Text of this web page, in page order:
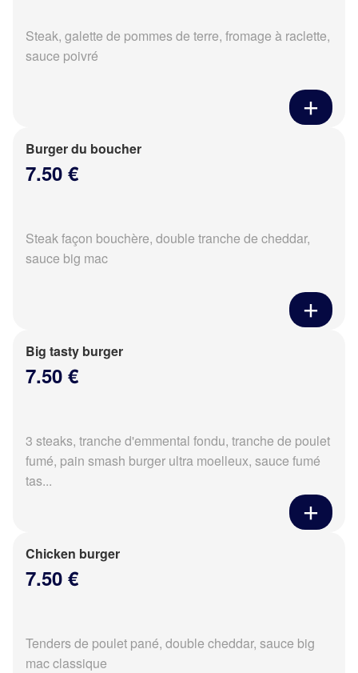
Steak, galette de pommes de terre, fromage à raclette,
sauce poivré
Burger du boucher
7.50 €
Steak façon bouchère, double tranche de cheddar,
sauce big mac
Big tasty burger
7.50 €
3 steaks, tranche d'emmental fondu, tranche de poulet
fumé, pain smash burger ultra moelleux, sauce fumé
tas...
Chicken burger
7.50 €
Tenders de poulet pané, double cheddar, sauce big
mac classique